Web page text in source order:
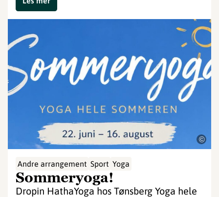
©
Andre arrangement Sport Yoga
Sommeryoga!
Dropin HathaYoga hos Tønsberg Yoga hele